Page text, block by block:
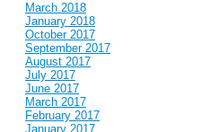
March 2018
January 2018
October 2017
September 2017
August 2017
July 2017
June 2017
March 2017
February 2017
January 2017